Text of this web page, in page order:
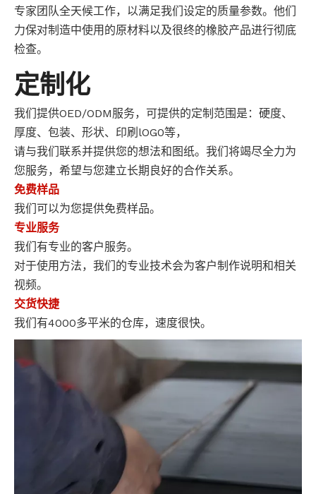
专家团队全天候工作，以满足我们设定的质量参数。他们
力保对制造中使用的原材料以及很终的橡胶产品进行彻底
检查。
定制化
我们提供OED/ODM服务，可提供的定制范围是：硬度、
厚度、包装、形状、印刷lOG0等，
请与我们联系并提供您的想法和图纸。我们将竭尽全力为
您服务，希望与您建立长期良好的合作关系。
免费样品
我们可以为您提供免费样品。
专业服务
我们有专业的客户服务。
对于使用方法，我们的专业技术会为客户制作说明和相关
视频。
交货快捷
我们有4000多平米的仓库，速度很快。